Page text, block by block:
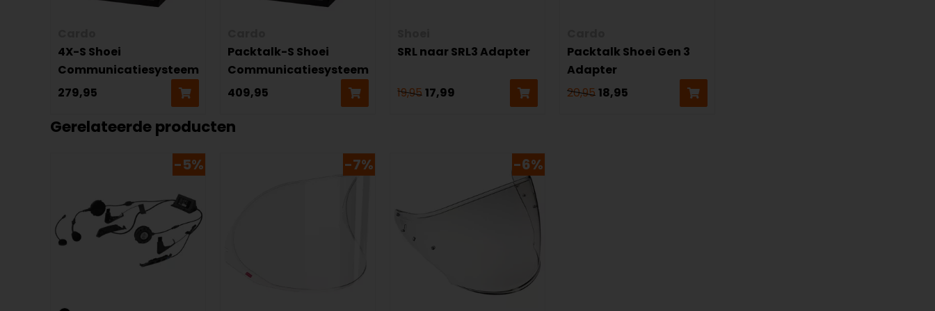
4X-S Shoei
Communicatiesysteem
279,95
Packtalk-S Shoei
Communicatiesysteem
409,95
SRL naar SRL3 Adapter
19,9517,99
Packtalk Shoei Gen 3
Adapter
20,9518,95
Gerelateerde producten
-5% -7% -6%